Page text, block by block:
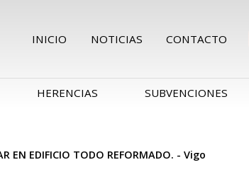
INICIO NOTICIAS CONTACTO
HERENCIAS SUBVENCIONES
EN EDIFICIO TODO REFORMADO. - Vigo